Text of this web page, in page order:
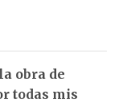
obra de
todas mis